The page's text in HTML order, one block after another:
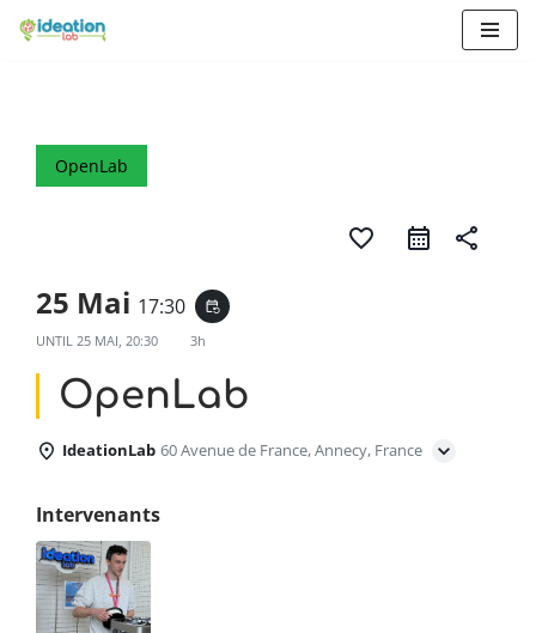
OpenLab
favorite_border share
25 Mai 17:30 event_repeat
UNTIL 25 MAI, 20:30 3h
OpenLab
IdeationLab 60 Avenue de France, Annecy, France
Intervenants